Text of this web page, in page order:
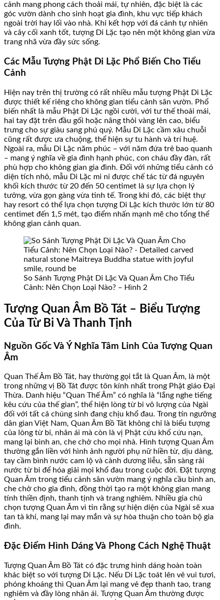
cảnh mang phong cách thoải mái, tự nhiên, đặc biệt là các
góc vườn dành cho sinh hoạt gia đình, khu vực tiếp khách
ngoài trời hay lối vào nhà. Khi kết hợp với đá cảnh tự nhiên
và cây cối xanh tốt, tượng Di Lặc tạo nên một không gian vừa
trang nhã vừa đầy sức sống.
Các Mẫu Tượng Phật Di Lặc Phổ Biến Cho Tiểu
Cảnh
Hiện nay trên thị trường có rất nhiều mẫu tượng Phật Di Lặc
được thiết kế riêng cho không gian tiểu cảnh sân vườn. Phổ
biến nhất là mẫu Phật Di Lặc ngồi cười, với tư thế thoải mái,
hai tay đặt trên đầu gối hoặc nâng thỏi vàng lên cao, biểu
trưng cho sự giàu sang phú quý. Mẫu Di Lặc cầm xâu chuỗi
cũng rất được ưa chuộng, thể hiện sự tu hành và trí huệ.
Ngoài ra, mẫu Di Lặc năm phúc – với năm đứa trẻ bao quanh
– mang ý nghĩa về gia đình hạnh phúc, con cháu đầy đàn, rất
phù hợp cho không gian gia đình. Đối với những tiểu cảnh có
diện tích nhỏ, mẫu Di Lặc mi ni được chế tác từ đá nguyên
khối kích thước từ 20 đến 50 centimet là sự lựa chọn lý
tưởng, vừa gọn gàng vừa tinh tế. Trong khi đó, các biệt thự
hay resort có thể lựa chọn tượng Di Lặc kích thước lớn từ 80
centimet đến 1,5 mét, tạo điểm nhấn mạnh mẽ cho tổng thể
không gian cảnh quan.
So Sánh Tượng Phật Di Lặc Và Quan Âm Cho Tiểu
Cảnh: Nên Chọn Loại Nào? – Hình 2
Tượng Quan Âm Bồ Tát – Biểu Tượng
Của Từ Bi Và Thanh Tịnh
Nguồn Gốc Và Ý Nghĩa Tâm Linh Của Tượng Quan
Âm
Quan Thế Âm Bồ Tát, hay thường gọi tắt là Quan Âm, là một
trong những vị Bồ Tát được tôn kính nhất trong Phật giáo Đại
Thừa. Danh hiệu “Quan Thế Âm” có nghĩa là “lắng nghe tiếng
kêu cứu của thế gian”, thể hiện lòng từ bi vô lượng của Ngài
đối với tất cả chúng sinh đang chịu khổ đau. Trong tín ngưỡng
dân gian Việt Nam, Quan Âm Bồ Tát không chỉ là biểu tượng
của lòng từ bi, nhân ái mà còn là vị Phật cứu khổ cứu nạn,
mang lại bình an, che chở cho mọi nhà. Hình tượng Quan Âm
thường gắn liền với hình ảnh người phụ nữ hiền từ, dịu dàng,
tay cầm bình nước cam lộ và cành dương liễu, sẵn sàng rải
nước từ bi để hóa giải mọi khổ đau trong cuộc đời. Đặt tượng
Quan Âm trong tiểu cảnh sân vườn mang ý nghĩa cầu bình an,
che chở cho gia đình, đồng thời tạo ra một không gian mang
tính thiền định, thanh tịnh và trang nghiêm. Nhiều gia chủ
chọn tượng Quan Âm vì tin rằng sự hiện diện của Ngài sẽ xua
tan tà khí, mang lại may mắn và sự hòa thuận cho toàn bộ gia
đình.
Đặc Điểm Hình Dáng Và Phong Cách Nghệ Thuật
Tượng Quan Âm Bồ Tát có đặc trưng hình dáng hoàn toàn
khác biệt so với tượng Di Lặc. Nếu Di Lặc toát lên vẻ vui tươi,
phóng khoáng thì Quan Âm lại mang vẻ đẹp thanh tao, trang
nghiêm và đầy lòng nhân ái. Tượng Quan Âm thường được